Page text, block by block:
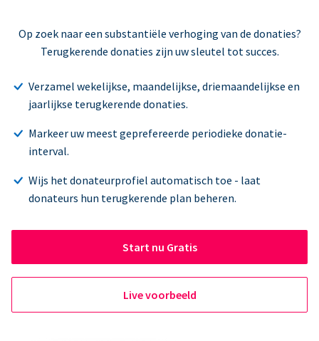
Op zoek naar een substantiële verhoging van de donaties?
Terugkerende donaties zijn uw sleutel tot succes.
Verzamel wekelijkse, maandelijkse, driemaandelijkse en
jaarlijkse terugkerende donaties.
Markeer uw meest geprefereerde periodieke donatie-
interval.
Wijs het donateurprofiel automatisch toe - laat
donateurs hun terugkerende plan beheren.
Start nu Gratis
Live voorbeeld